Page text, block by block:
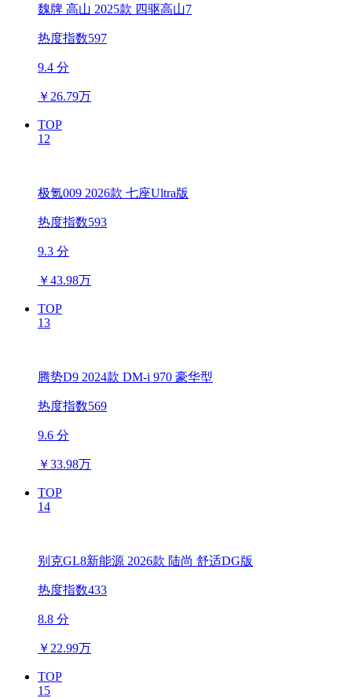
魏牌 高山 2025款 四驱高山7
热度指数597
9.4 分
￥ 26.79万
TOP
12
极氪009 2026款 七座Ultra版
热度指数593
9.3 分
￥43.98万
TOP
13
腾势D9 2024款 DM-i 970 豪华型
热度指数569
9.6 分
￥33.98万
TOP
14
别克GL8新能源 2026款 陆尚 舒适DG版
热度指数433
8.8 分
￥ 22.99万
TOP
15